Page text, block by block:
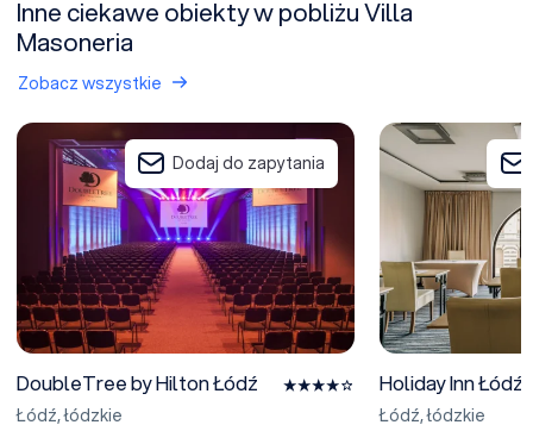
Inne ciekawe obiekty w pobliżu Villa
Masoneria
Zobacz wszystkie
DoubleTree by Hilton Łódź
Dodaj do zapytania
DoubleTree by Hilton Łódź
Łódź,łódzkie
Holiday Inn Łódź
Holiday Inn Łódź
Łódź,łódzkie